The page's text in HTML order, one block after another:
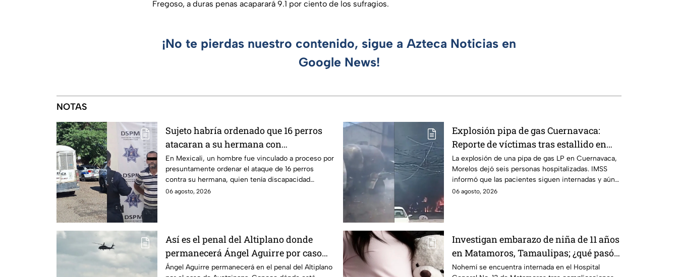
Fregoso, a duras penas acaparará 9.1 por ciento de los sufragios.
¡No te pierdas nuestro contenido, sigue a Azteca Noticias en
Google News!
NOTAS
Sujeto habría ordenado que 16 perros
atacaran a su hermana con
discapacidad en Mexicali, BC
En Mexicali, un hombre fue vinculado a proceso por
presuntamente ordenar el ataque de 16 perros
contra su hermana, quien tenía discapacidad
auditiva.
06 agosto, 2026
Explosión pipa de gas Cuernavaca:
Reporte de víctimas tras estallido en
Morelos
La explosión de una pipa de gas LP en Cuernavaca,
Morelos dejó seis personas hospitalizadas. IMSS
informó que las pacientes siguen internadas y aún
no hay parte médico.
06 agosto, 2026
Así es el penal del Altiplano donde
permanecerá Ángel Aguirre por caso
Ayotzinapa
Ángel Aguirre permanecerá en el penal del Altiplano
Investigan embarazo de niña de 11 años
en Matamoros, Tamaulipas; ¿qué pasó
con Nohemí?
Nohemí se encuentra internada en el Hospital